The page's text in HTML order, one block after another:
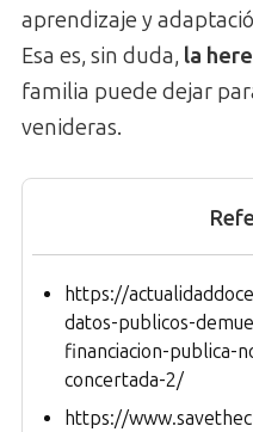
aprendizaje y
Esa es, sin duda, la
familia puede dejar
venideras.
https://
datos-publicos-
financiacion-publica-
concertada-2/
https://